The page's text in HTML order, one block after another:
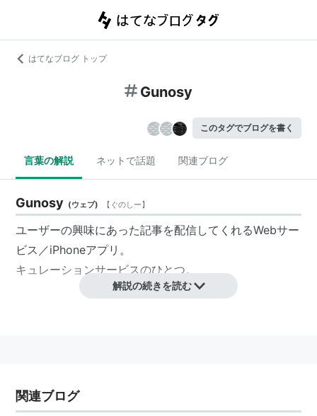
はてなブログ トップ
Gunosy
このタグでブログを書く
言葉の解説 ネットで話題 関連ブログ
Gunosy (ウェブ) 【 ぐのしー】
ユーザーの興味にあった記事を配信してくれるWebサー
ビス／iPhoneアプリ。
キュレーションサービスのひとつ。
た記事が配信される。
解説の続きを読む
関連ブログ